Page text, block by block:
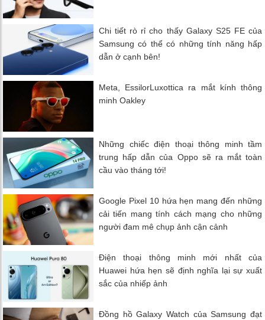
Chi tiết rò rỉ cho thấy Galaxy S25 FE của
Samsung có thể có những tính năng hấp
dẫn ở cạnh bên!
Meta, EssilorLuxottica ra mắt kính thông
minh Oakley
Những chiếc điện thoại thông minh tầm
trung hấp dẫn của Oppo sẽ ra mắt toàn
cầu vào tháng tới!
Google Pixel 10 hứa hẹn mang đến những
cải tiến mang tính cách mạng cho những
người đam mê chụp ảnh cận cảnh
Điện thoại thông minh mới nhất của
Huawei hứa hẹn sẽ định nghĩa lại sự xuất
sắc của nhiếp ảnh
Đồng hồ Galaxy Watch của Samsung đạt